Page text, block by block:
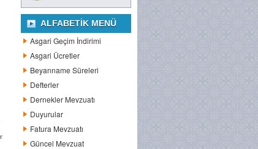
ALFABETIK MENÜ
Asgari Geçim İndirimi
Asgari Ücretler
Beyanname Süreleri
Defterler
Dernekler Mevzuatı
Duyurular
Fatura Mevzuatı
Güncel Mevzuat